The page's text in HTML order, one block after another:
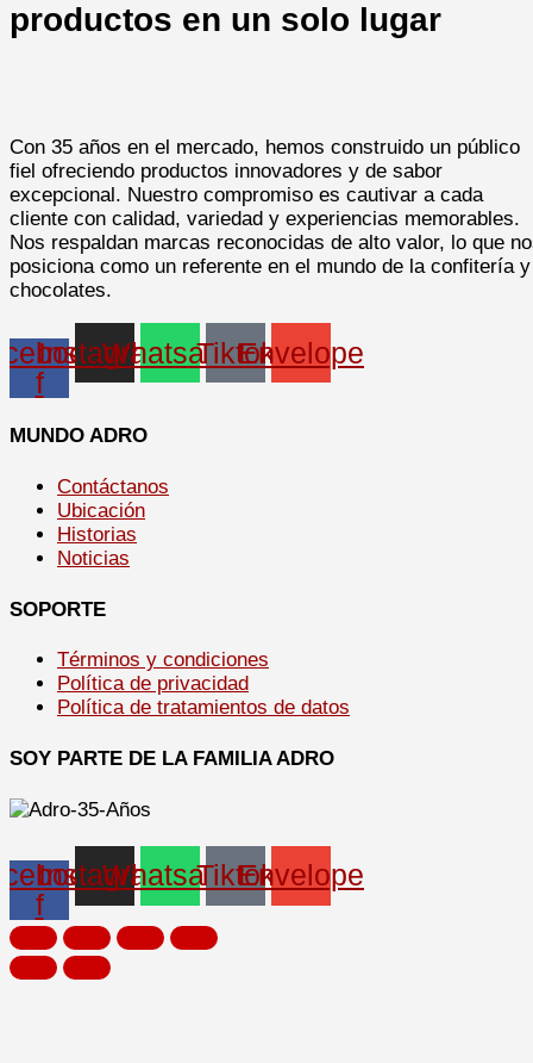
productos en un solo lugar
Con 35 años en el mercado, hemos construido un público
fiel ofreciendo productos innovadores y de sabor
excepcional. Nuestro compromiso es cautivar a cada
cliente con calidad, variedad y experiencias memorables.
Nos respaldan marcas reconocidas de alto valor, lo que
posiciona como un referente en el mundo de la confitería y
chocolates.
f
InstagramWhatsappTiktokEnvelope
MUNDO ADRO
Contáctanos
Ubicación
Historias
Noticias
SOPORTE
Términos y condiciones
Política de privacidad
Política de tratamientos de datos
SOY PARTE DE LA FAMILIA ADRO
f
InstagramWhatsappTiktokEnvelope